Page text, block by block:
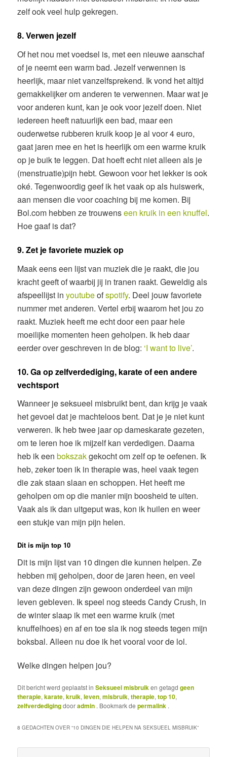
zelf ook veel hulp gekregen.
8. Verwen jezelf
Of het nou met voedsel is, met een nieuwe aanschaf
of je neemt een warm bad. Jezelf verwennen is
heerlijk, maar niet vanzelfsprekend. Ik vond het altijd
gemakkelijker om anderen te verwennen. Maar wat je
voor anderen kunt, kan je ook voor jezelf doen. Niet
iedereen heeft natuurlijk een bad, maar een
ouderwetse rubberen kruik koop je al voor 4 euro,
gaat jaren mee en het is heerlijk om een warme kruik
op je buik te leggen. Dat hoeft echt niet alleen als je
(menstruatie)pijn hebt. Gewoon voor het lekker is ook
oké. Tegenwoordig geef ik het vaak op als huiswerk,
aan mensen die voor coaching bij me komen. Bij
Bol.com hebben ze trouwenseen kruik in een knuffel.
Hoe gaaf is dat?
9. Zet je favoriete muziek op
Maak eens een lijst van muziek die je raakt, die jou
kracht geeft of waarbij jij in tranen raakt. Geweldig als
afspeellijst inyoutubeofspotify. Deel jouw favoriete
nummer met anderen. Vertel erbij waarom het jou zo
raakt. Muziek heeft me echt door een paar hele
moeilijke momenten heen geholpen. Ik heb daar
eerder over geschreven in de blog: ‘I want to live’.
10. Ga op zelfverdediging, karate of een andere
vechtsport
Wanneer je seksueel misbruikt bent, dan krijg je vaak
het gevoel dat je machteloos bent. Dat je je niet kunt
verweren. Ik heb twee jaar op dameskarate gezeten,
om te leren hoe ik mijzelf kan verdedigen. Daarna
heb ik eenbokszakgekocht om zelf op te oefenen. Ik
heb, zeker toen ik in therapie was, heel vaak tegen
die zak staan slaan en schoppen. Het heeft me
geholpen om op die manier mijn boosheid te uiten.
Vaak als ik dan uitgeput was, kon ik huilen en weer
een stukje van mijn pijn helen.
Dit is mijn top 10
Dit is mijn lijst van 10 dingen die kunnen helpen. Ze
hebben mij geholpen, door de jaren heen, en veel
van deze dingen zijn gewoon onderdeel van mijn
leven gebleven. Ik speel nog steeds Candy Crush, in
de winter slaap ik met een warme kruik (met
knuffelhoes) en af en toe sla ik nog steeds tegen mijn
boksbal. Alleen nu doe ik het vooral voor de lol.
Welke dingen helpen jou?
Dit bericht werd geplaatst inSeksueel misbruiken getagdgeen
therapie,karate,kruik,leven,misbruik,therapie,top 10,
zelfverdedigingdooradmin . Bookmark depermalink .
8 GEDACHTEN OVER “10 DINGEN DIE HELPEN NA SEKSUEEL MISBRUIK”